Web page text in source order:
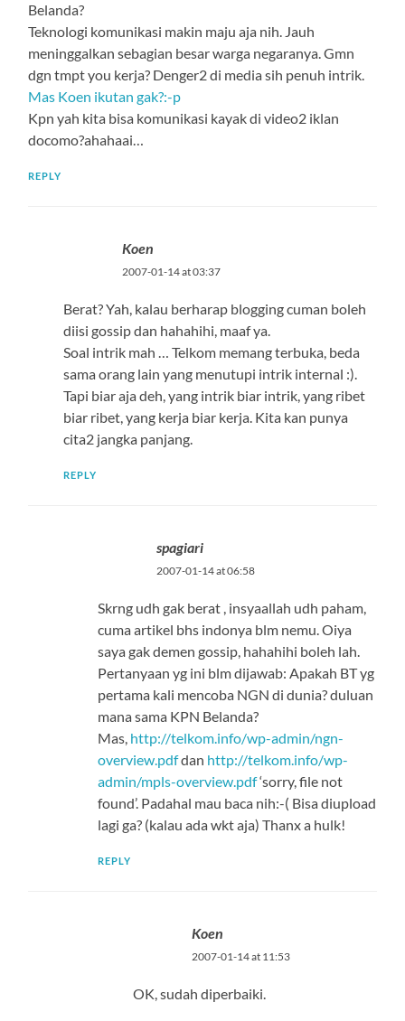
Belanda?
Teknologi komunikasi makin maju aja nih. Jauh
meninggalkan sebagian besar warga negaranya. Gmn
dgn tmpt you kerja? Denger2 di media sih penuh intrik.
Mas Koen ikutan gak?:-p
Kpn yah kita bisa komunikasi kayak di video2 iklan
docomo?ahahaai…
REPLY
Koen
2007-01-14 at 03:37
Berat? Yah, kalau berharap blogging cuman boleh
diisi gossip dan hahahihi, maaf ya.
Soal intrik mah … Telkom memang terbuka, beda
sama orang lain yang menutupi intrik internal :).
Tapi biar aja deh, yang intrik biar intrik, yang ribet
biar ribet, yang kerja biar kerja. Kita kan punya
cita2 jangka panjang.
REPLY
spagiari
2007-01-14 at 06:58
Skrng udh gak berat , insyaallah udh paham,
cuma artikel bhs indonya blm nemu. Oiya
saya gak demen gossip, hahahihi boleh lah.
Pertanyaan yg ini blm dijawab: Apakah BT yg
pertama kali mencoba NGN di dunia? duluan
mana sama KPN Belanda?
Mas, http://telkom.info/wp-admin/ngn-
overview.pdfdan http://telkom.info/wp-
admin/mpls-overview.pdf‘sorry, file not
found’. Padahal mau baca nih:-( Bisa diupload
lagi ga? (kalau ada wkt aja) Thanx a hulk!
REPLY
Koen
2007-01-14 at 11:53
OK, sudah diperbaiki.